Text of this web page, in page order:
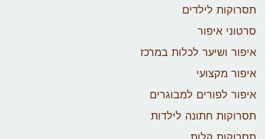
תסרוקות לילדים
סרטוני איפור
איפור ושיער לכלות במרכז
איפור מקצועי
איפור לפורים למבוגרים
תסרוקות חתונה לילדות